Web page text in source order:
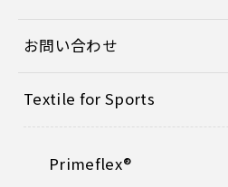
お問い合わせ
Textile for Sports
Primeflex®